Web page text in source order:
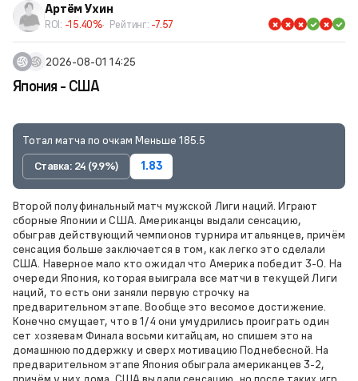
Артём Ухин
ROI: -15.40% Рейтинг: -7.57
2026-08-01 14:25
Япония - США
Тотал матча по очкам Меньше 185.5
Ставка: 24 (9.9%)
1.83
Второй полуфинальный матч мужской Лиги наций. Играют
сборные Японии и США. Американцы выдали сенсацию,
обыграв действующий чемпионов турнира итальянцев, причём
сенсация больше заключается в том, как легко это сделали
США. Наверное мало кто ожидал что Америка победит 3-0. На
очереди Япония, которая выиграла все матчи в текущей Лиги
наций, то есть они заняли первую строчку на
предварительном этапе. Вообще это весомое достижение.
Конечно смущает, что в 1/4 они умудрились проиграть один
сет хозяевам Финала восьми китайцам, но спишем это на
домашнюю поддержку и сверх мотивацию Поднебесной. На
предварительном этапе Япония обыграла американцев 3-2,